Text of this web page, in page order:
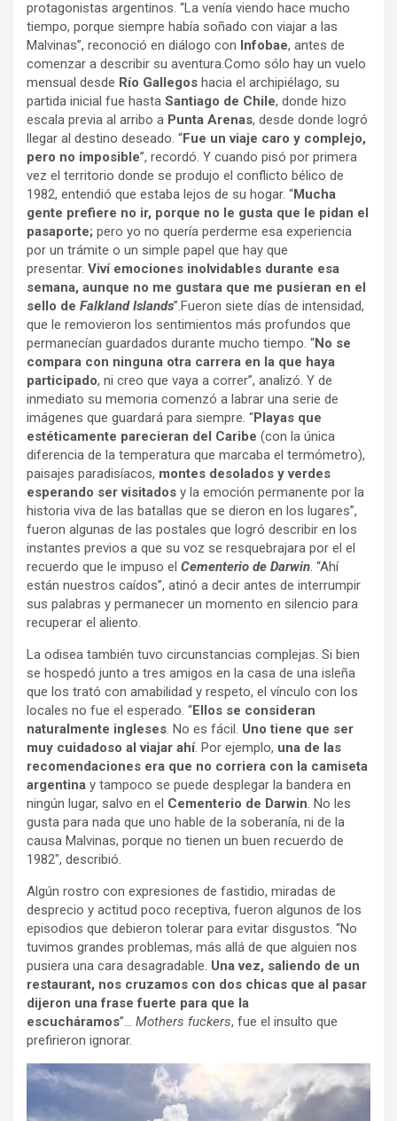
protagonistas argentinos. “La venía viendo hace mucho
tiempo, porque siempre había soñado con viajar a las
Malvinas”, reconoció en diálogo con Infobae, antes de
comenzar a describir su aventura.Como sólo hay un vuelo
mensual desde Río Gallegos hacia el archipiélago, su
partida inicial fue hasta Santiago de Chile, donde hizo
escala previa al arribo a Punta Arenas, desde donde logró
llegar al destino deseado. “Fue un viaje caro y complejo,
pero no imposible”, recordó. Y cuando pisó por primera
vez el territorio donde se produjo el conflicto bélico de
1982, entendió que estaba lejos de su hogar. “Mucha
gente prefiere no ir, porque no le gusta que le pidan el
pasaporte; pero yo no quería perderme esa experiencia
por un trámite o un simple papel que hay que
presentar. Viví emociones inolvidables durante esa
semana, aunque no me gustara que me pusieran en el
sello de Falkland Islands”.Fueron siete días de intensidad,
que le removieron los sentimientos más profundos que
permanecían guardados durante mucho tiempo. “No se
compara con ninguna otra carrera en la que haya
participado, ni creo que vaya a correr”, analizó. Y de
inmediato su memoria comenzó a labrar una serie de
imágenes que guardará para siempre. “Playas que
estéticamente parecieran del Caribe (con la única
diferencia de la temperatura que marcaba el termómetro),
paisajes paradisíacos, montes desolados y verdes
esperando ser visitados y la emoción permanente por la
historia viva de las batallas que se dieron en los lugares”,
fueron algunas de las postales que logró describir en los
instantes previos a que su voz se resquebrajara por el el
recuerdo que le impuso el Cementerio de Darwin . “Ahí
están nuestros caídos”, atinó a decir antes de interrumpir
sus palabras y permanecer un momento en silencio para
recuperar el aliento.
La odisea también tuvo circunstancias complejas. Si bien
se hospedó junto a tres amigos en la casa de una isleña
que los trató con amabilidad y respeto, el vínculo con los
locales no fue el esperado. “Ellos se consideran
naturalmente ingleses . No es fácil. Uno tiene que ser
muy cuidadoso al viajar ahí. Por ejemplo, una de las
recomendaciones era que no corriera con la camiseta
argentina y tampoco se puede desplegar la bandera en
ningún lugar, salvo en el Cementerio de Darwin . No les
gusta para nada que uno hable de la soberanía, ni de la
causa Malvinas, porque no tienen un buen recuerdo de
1982″, describió.
Algún rostro con expresiones de fastidio, miradas de
desprecio y actitud poco receptiva, fueron algunos de los
episodios que debieron tolerar para evitar disgustos. “No
tuvimos grandes problemas, más allá de que alguien nos
pusiera una cara desagradable. Una vez, saliendo de un
restaurant, nos cruzamos con dos chicas que al pasar
dijeron una frase fuerte para que la
escucháramos”… Mothers fuckers, fue el insulto que
prefirieron ignorar.